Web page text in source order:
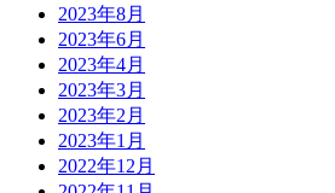
2023年8月
2023年6月
2023年4月
2023年3月
2023年2月
2023年1月
2022年12月